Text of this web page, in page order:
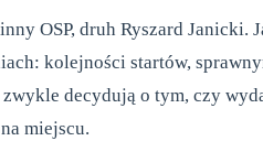
OSP, druh Ryszard Janicki.
kolejności startów,
decydują o tym, czy
miejscu.